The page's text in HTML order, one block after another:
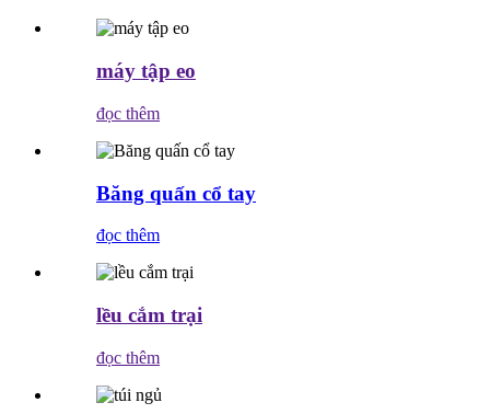
máy tập eo
đọc thêm
Băng quấn cổ tay
đọc thêm
lều cắm trại
đọc thêm